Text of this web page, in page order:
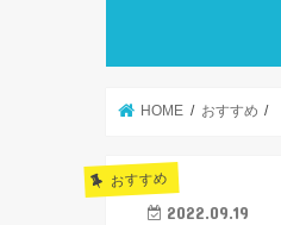
HOME おすすめ
おすすめ
2022.09.19